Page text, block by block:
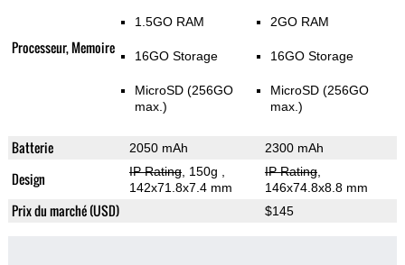
Processeur, Memoire
1.5GO RAM
16GO Storage
MicroSD (256GO
max.)
2GO RAM
16GO Storage
MicroSD (256GO
max.)
Batterie 2050 mAh 2300 mAh
Design IP Rating, 150g
142x71.8x7.4 mm
IP Rating,
146x74.8x8.8 mm
Prix du marché (USD) $145